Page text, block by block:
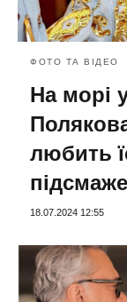
ФОТО ТА ВІДЕО
На морі
любить
18.07.2024 12:55